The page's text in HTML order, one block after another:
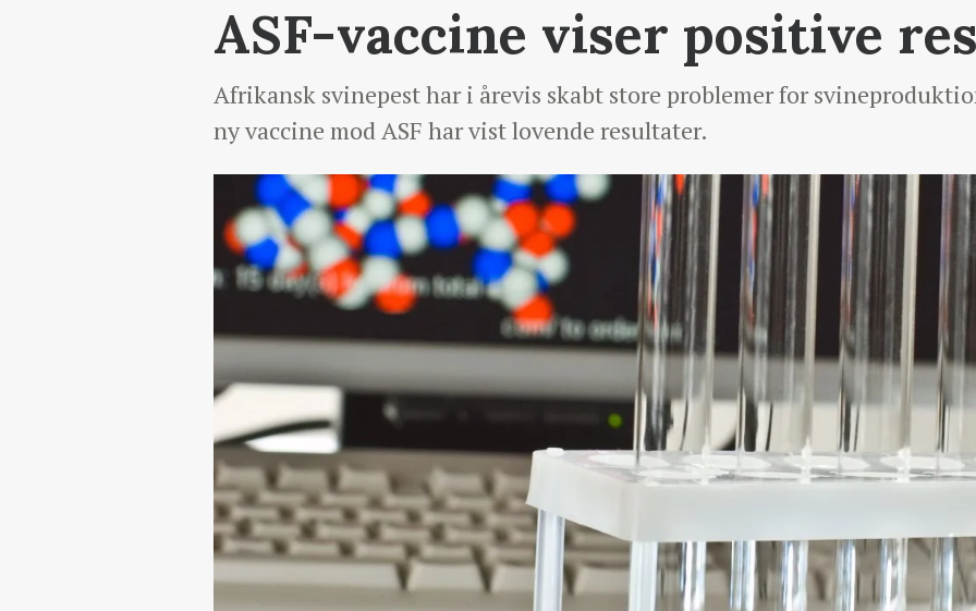
ASF-vaccine viser positive
Afrikansk svinepest har i årevis skabt store problemer for
ny vaccine mod ASF har vist lovende resultater.